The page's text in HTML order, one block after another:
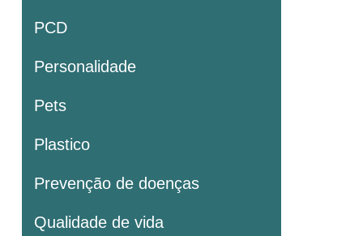
PCD
Personalidade
Pets
Plastico
Prevenção de doenças
Qualidade de vida